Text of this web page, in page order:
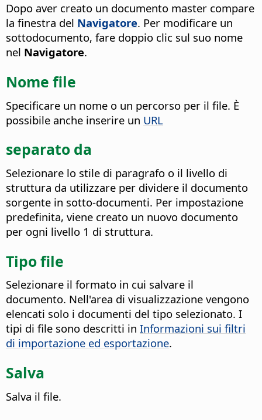
Dopo aver creato un documento master compare
la finestra del Navigatore. Per modificare un
sottodocumento, fare doppio clic sul suo nome
nel Navigatore.
Nome file
Specificare un nome o un percorso per il file. È
possibile anche inserire un URL
separato da
Selezionare lo stile di paragrafo o il livello di
struttura da utilizzare per dividere il documento
sorgente in sotto-documenti. Per impostazione
predefinita, viene creato un nuovo documento
per ogni livello 1 di struttura.
Tipo file
Selezionare il formato in cui salvare il
documento. Nell'area di visualizzazione vengono
elencati solo i documenti del tipo selezionato. I
tipi di file sono descritti in Informazioni sui filtri
di importazione ed esportazione.
Salva
Salva il file.